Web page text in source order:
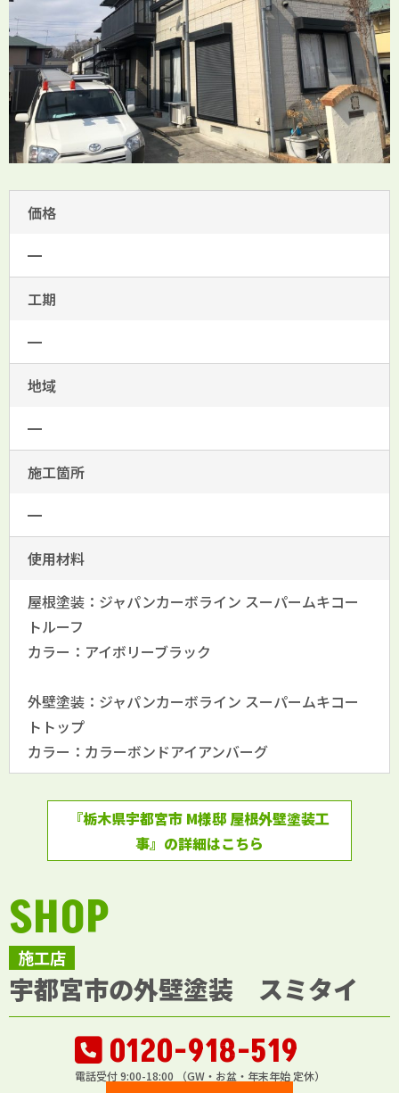
価格
━
工期
━
地域
━
施工箇所
━
使用材料
屋根塗装：ジャパンカーボライン スーパームキコー
トルーフ
カラー：アイボリーブラック
外壁塗装：ジャパンカーボライン スーパームキコー
トトップ
カラー：カラーボンドアイアンバーグ
『栃木県宇都宮市 M様邸 屋根外壁塗装工
事』の詳細はこちら
施工店
SHOP
宇都宮市の外壁塗装 スミタイ
0120-918-519
電話受付 9:00-18:00 （GW・お盆・年末年始 定休）